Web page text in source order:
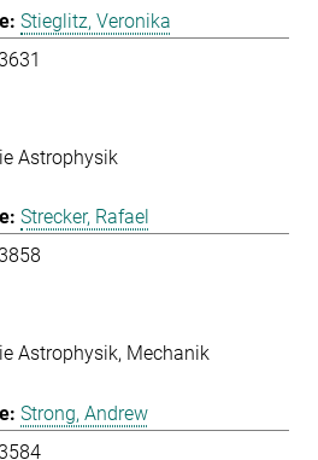
Stieglitz, Veronika
Astrophysik
Strecker, Rafael
Astrophysik Mechanik
Strong, Andrew